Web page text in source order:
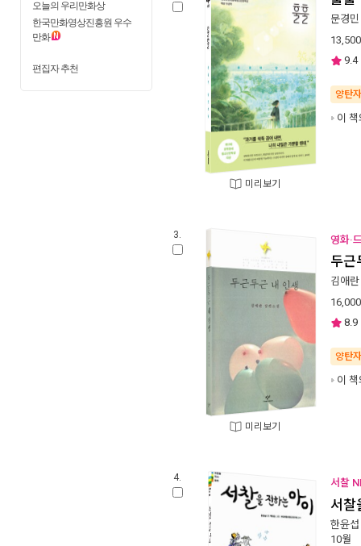
오늘의 우리만화상
한국만화영상진흥원 우수
만화
편집자 추천
미리보기
문경민
13,500
9.4
양탄
이
3.
미리보기
영화·
두근
김애란
16,000
8.9
양탄
이
4. 서찰
서찰
한윤섭
10월